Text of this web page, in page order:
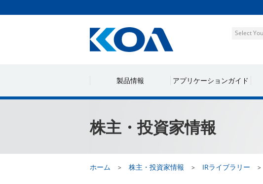
Select
製品情報 アプリケーションガイド
株主・投資家情報
ホーム 株主・投資家情報 IRライブラリー